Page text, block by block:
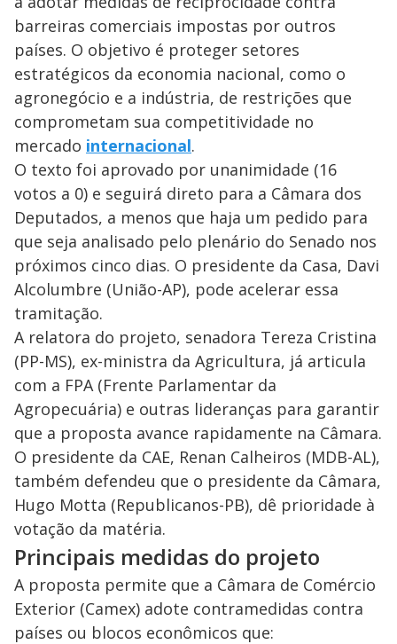
y
V
i
d
e
o
M
d
barreiras comerciais impostas por outros
países. O objetivo é proteger setores
estratégicos da economia nacional, como o
agronegócio e a indústria, de restrições que
comprometam sua competitividade no
mercado internacional.
O texto foi aprovado por unanimidade (16
votos a 0) e seguirá direto para a Câmara dos
Deputados, a menos que haja um pedido para
que seja analisado pelo plenário do Senado nos
próximos cinco dias. O presidente da Casa, Davi
Alcolumbre (União-AP), pode acelerar essa
tramitação.
A relatora do projeto, senadora Tereza Cristina
(PP-MS), ex-ministra da Agricultura, já articula
com a FPA (Frente Parlamentar da
Agropecuária) e outras lideranças para garantir
que a proposta avance rapidamente na Câmara.
O presidente da CAE, Renan Calheiros (MDB-AL),
também defendeu que o presidente da Câmara,
Hugo Motta (Republicanos-PB), dê prioridade à
votação da matéria.
Principais medidas do projeto
A proposta permite que a Câmara de Comércio
Exterior (Camex) adote contramedidas contra
países ou blocos econômicos que: